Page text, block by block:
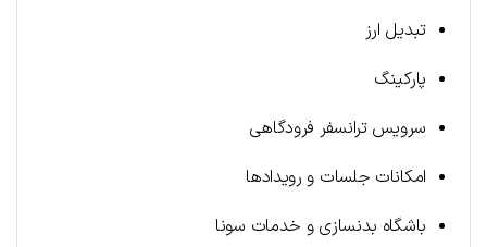
تبدیل ارز
پارکینگ
سرویس ترانسفر فرودگاهی
امکانات جلسات و رویدادها
باشگاه بدنسازی و خدمات سونا